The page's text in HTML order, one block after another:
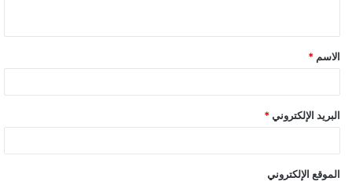
ق
*
الاسم *
البريد الإلكتروني *
الموقع الإلكتروني